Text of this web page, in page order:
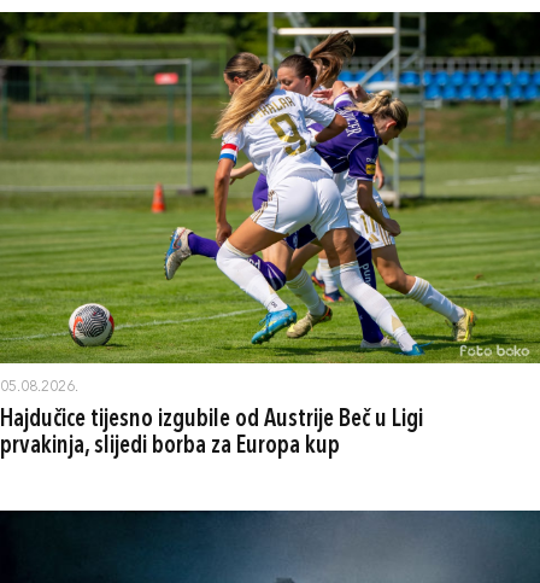
05.08.2026.
Hajdučice tijesno izgubile od Austrije Beč u Ligi
prvakinja, slijedi borba za Europa kup